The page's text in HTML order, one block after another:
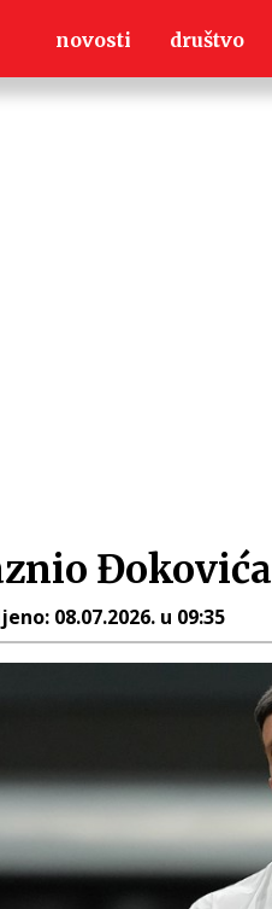
novosti društvo
Đokovića
08.07.2026. u 09:35